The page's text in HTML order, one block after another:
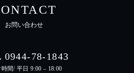
お問い合わせ
0944-78-1843
間/ 平日 9:00 – 18:00